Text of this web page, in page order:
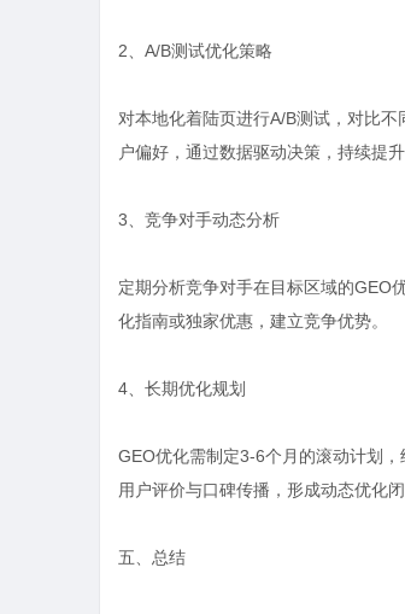
2、A/B测试优化策略
对本地化着陆页进行A/B测试，对比不
户偏好，通过数据驱动决策，持续提升
3、竞争对手动态分析
定期分析竞争对手在目标区域的GEO
化指南或独家优惠，建立竞争优势。
4、长期优化规划
GEO优化需制定3-6个月的滚动计划
用户评价与口碑传播，形成动态优化闭
五、总结